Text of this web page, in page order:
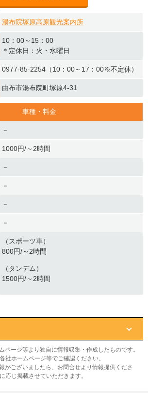
湯布院塚原高原観光案内所
10：00～15：00
＊定休日：火・水曜日
0977-85-2254（10：00～17：00※不定休）
由布市湯布院町塚原4-31
車種・料金
－
1000円/～2時間
－
－
－
－
（スポーツ車）
800円/～2時間
（タンデム）
1500円/～2時間
ページ等より独自に情報収集・作成したものです。
社ホームページ等でご確認ください。
がございましたら、お問合せより情報提供くださ
応じ掲載させていただきます。